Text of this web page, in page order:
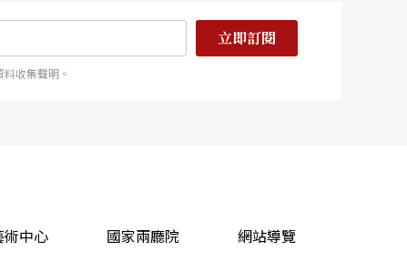
立即訂閱
收集聲明。
術中心 國家兩廳院 網站導覽